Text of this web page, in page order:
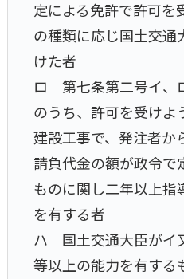
定による免許で許可を
の種類に応じ国土交通
けた者
ロ 第七条第二号イ、
のうち、許可を受けよ
建設工事で、発注者か
請負代金の額が政令で
ものに関し二年以上指
を有する者
ハ 国土交通大臣がイ
等以上の能力を有する